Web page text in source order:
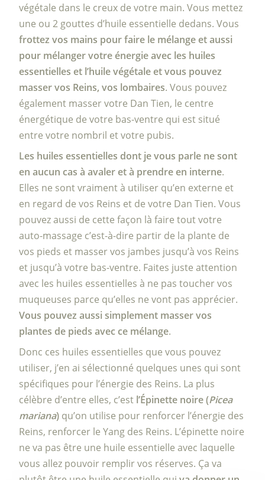
végétale dans le creux de votre main. Vous mettez
une ou 2 gouttes d’huile essentielle dedans. Vous
frottez vos mains pour faire le mélange et aussi
pour mélanger votre énergie avec les huiles
essentielles et l’huile végétale et vous pouvez
masser vos Reins, vos lombaires. Vous pouvez
également masser votre Dan Tien, le centre
énergétique de votre bas-ventre qui est situé
entre votre nombril et votre pubis.
Les huiles essentielles dont je vous parle ne sont
en aucun cas à avaler et à prendre en interne.
Elles ne sont vraiment à utiliser qu’en externe et
en regard de vos Reins et de votre Dan Tien. Vous
pouvez aussi de cette façon là faire tout votre
auto-massage c’est-à-dire partir de la plante de
vos pieds et masser vos jambes jusqu’à vos Reins
et jusqu’à votre bas-ventre. Faites juste attention
avec les huiles essentielles à ne pas toucher vos
muqueuses parce qu’elles ne vont pas apprécier.
Vous pouvez aussi simplement masser vos
plantes de pieds avec ce mélange.
Donc ces huiles essentielles que vous pouvez
utiliser, j’en ai sélectionné quelques unes qui sont
spécifiques pour l’énergie des Reins. La plus
célèbre d’entre elles, c’est l’Épinette noire (Picea
mariana) qu’on utilise pour renforcer l’énergie des
Reins, renforcer le Yang des Reins. L’épinette noire
ne va pas être une huile essentielle avec laquelle
vous allez pouvoir remplir vos réserves. Ça va